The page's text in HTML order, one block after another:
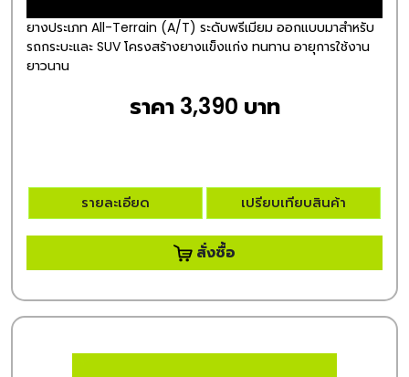
ยางประเภท All-Terrain (A/T) ระดับพรีเมียม ออกแบบมาสำหรับ
รถกระบะและ SUV โครงสร้างยางแข็งแก่ง ทนทาน อายุการใช้งาน
ยาวนาน
ราคา 3,390 บาท
รายละเอียด เปรียบเทียบสินค้า
สั่งซื้อ